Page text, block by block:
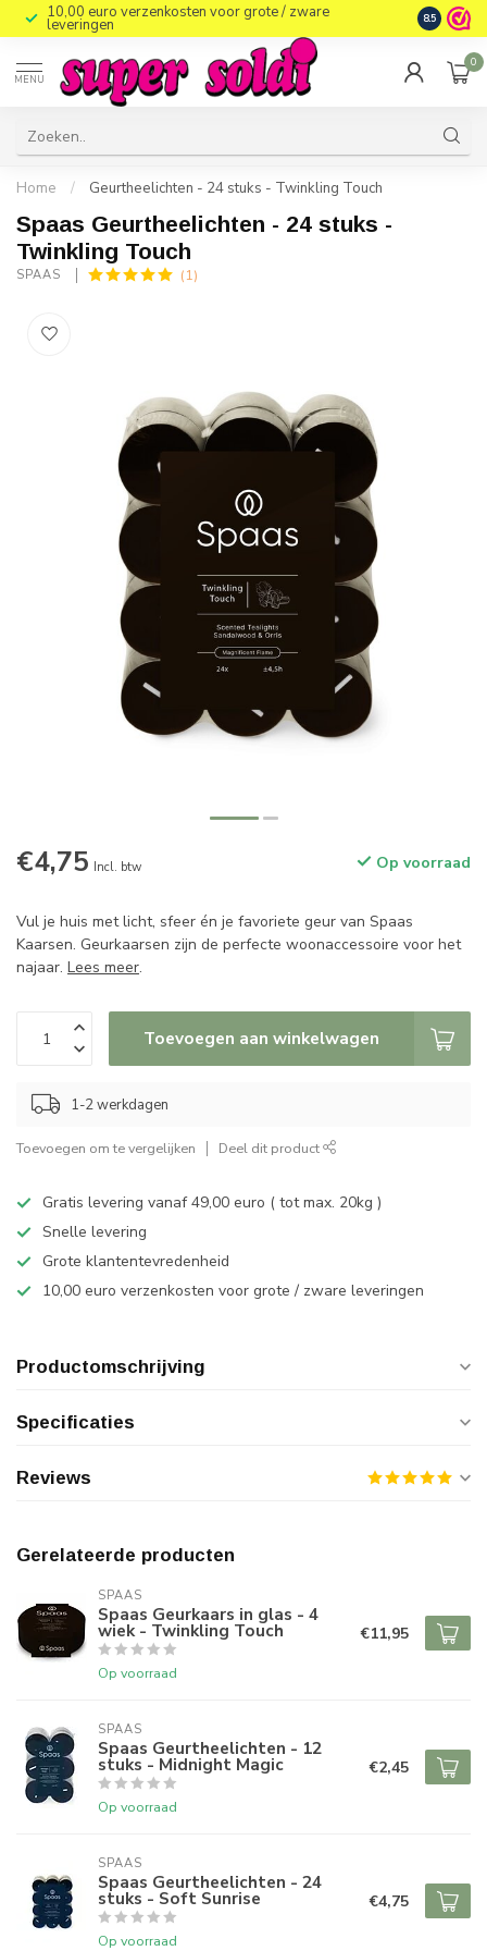
10,00 euro verzenkosten voor grote / zware
leveringen 8.5
MENU
0
Home / Geurtheelichten - 24 stuks - Twinkling Touch
Spaas Geurtheelichten - 24 stuks -
Twinkling Touch
SPAAS (1)
€4,75 Incl. btw Op voorraad
Vul je huis met licht, sfeer én je favoriete geur van Spaas
Kaarsen. Geurkaarsen zijn de perfecte woonaccessoire voor het
najaar. Lees meer.
Toevoegen aan winkelwagen
1-2 werkdagen
Toevoegen om te vergelijken Deel dit product
Gratis levering vanaf 49,00 euro ( tot max. 20kg )
Snelle levering
Grote klantentevredenheid
10,00 euro verzenkosten voor grote / zware leveringen
Productomschrijving
Specificaties
Reviews
Gerelateerde producten
SPAAS
Spaas Geurkaars in glas - 4
wiek - Twinkling Touch
Op voorraad
€11,95
SPAAS
Spaas Geurtheelichten - 12
stuks - Midnight Magic
Op voorraad
€2,45
SPAAS
Spaas Geurtheelichten - 24
stuks - Soft Sunrise
Op voorraad
€4,75